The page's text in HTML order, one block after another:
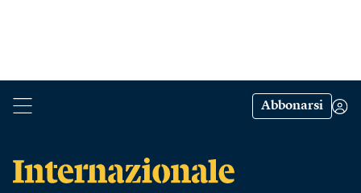
Abbonarsi